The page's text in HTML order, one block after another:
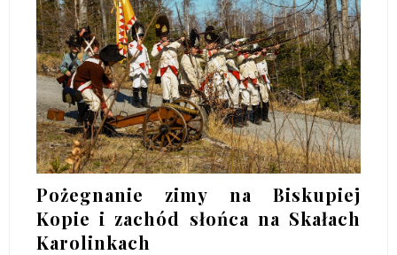
Pożegnanie zimy na Biskupiej
Kopie i zachód słońca na Skałach
Karolinkach